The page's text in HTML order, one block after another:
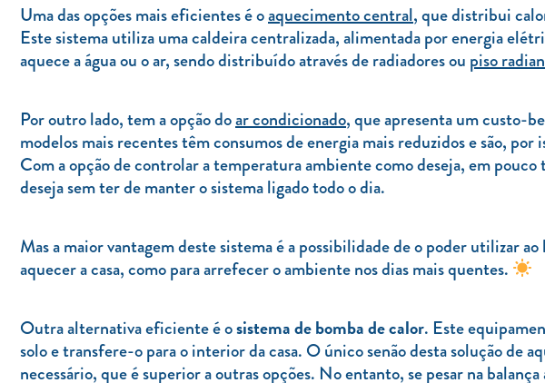
Uma das opções mais eficientes é oaquecimento central, que distribui
Este sistema utiliza uma caldeira centralizada, alimentada por energia
aquece a água ou o ar, sendo distribuído através de radiadores ou piso
Por outro lado, tem a opção doar condicionado, que apresenta um custo-
modelos mais recentes têm consumos de energia mais reduzidos e são, por
Com a opção de controlar a temperatura ambiente como deseja, em
deseja sem ter de manter o sistema ligado todo o dia.
Mas a maior vantagem deste sistema é a possibilidade de o poder utilizar
aquecer a casa, como para arrefecer o ambiente nos dias mais quentes.
Outra alternativa eficiente é osistema de bomba de calor. Este
solo e transfere-o para o interior da casa. O único senão desta solução de
necessário, que é superior a outras opções. No entanto, se pesar na